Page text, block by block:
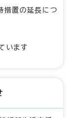
措置の延長につ
います